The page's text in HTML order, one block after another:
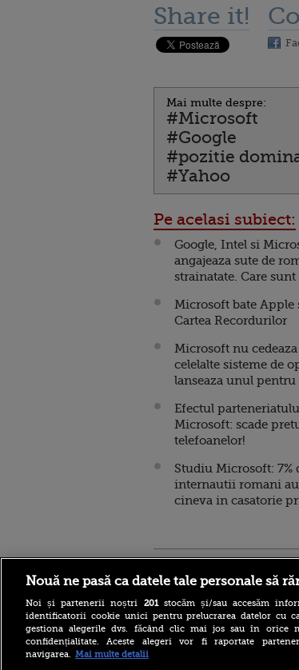
Share it!
Mai multe despre:
#Microsoft
#Google
#pozitie
#Yahoo
Pe acelasi subiect:
Google, Intel si
angajeaza sute de
strainatate. Care
Microsoft bate
Cartea Recordurilor
Microsoft nu
celelalte sisteme de
lanseaza unul pentru
Efectul
Microsoft: scade
telefoanelor!
Studiu Microsoft: 7%
internautii romani
cineva in casatorie
Nouă ne pasă ca datele tale personale să
Noi și partenerii noștri 201stocăm și/sau accesăm
identificatorii cookie unici pentru prelucrarea datelor cu
gestiona alegerile dvs. făcând clic mai jos sau în orice
confidențialitate. Aceste alegeri vor fi raportate
navigarea. Mai multe detalii